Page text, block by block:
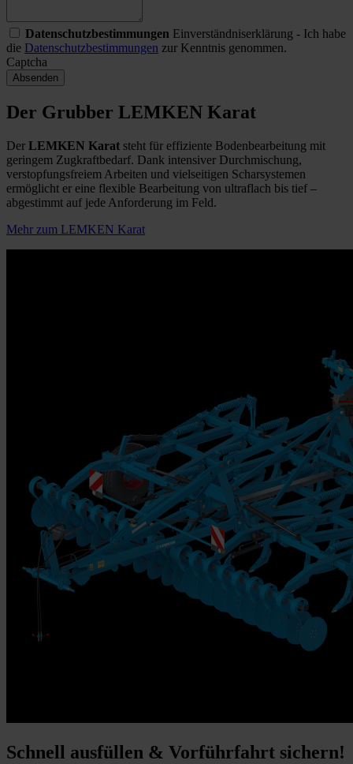
Datenschutzbestimmungen Einverständniserklärung - Ich habe
die Datenschutzbestimmungen zur Kenntnis genommen.
Captcha
Absenden
Der Grubber LEMKEN Karat
Der LEMKEN Karat steht für effiziente Bodenbearbeitung mit
geringem Zugkraftbedarf. Dank intensiver Durchmischung,
verstopfungsfreiem Arbeiten und vielseitigen Scharsystemen
ermöglicht er eine flexible Bearbeitung von ultraflach bis tief –
abgestimmt auf jede Anforderung im Feld.
Mehr zum LEMKEN Karat
Schnell ausfüllen & Vorführfahrt sichern!